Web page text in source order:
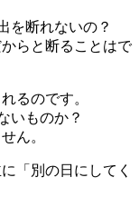
を断れないの？
らと断ることはで
るのです。
いものか？
ん。
「別の日にしてく